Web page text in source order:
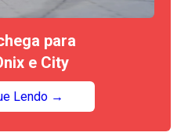
para
e City
Lendo →